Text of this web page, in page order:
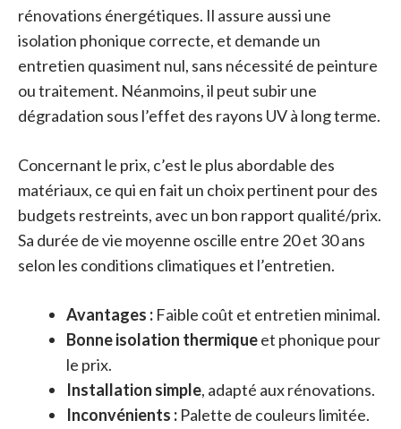
rénovations énergétiques. Il assure aussi une
isolation phonique correcte, et demande un
entretien quasiment nul, sans nécessité de peinture
ou traitement. Néanmoins, il peut subir une
dégradation sous l’effet des rayons UV à long terme.
Concernant le prix, c’est le plus abordable des
matériaux, ce qui en fait un choix pertinent pour des
budgets restreints, avec un bon rapport qualité/prix.
Sa durée de vie moyenne oscille entre 20 et 30 ans
selon les conditions climatiques et l’entretien.
Avantages : Faible coût et entretien minimal.
Bonne isolation thermiqueet phonique pour
le prix.
Installation simple, adapté aux rénovations.
Inconvénients : Palette de couleurs limitée.